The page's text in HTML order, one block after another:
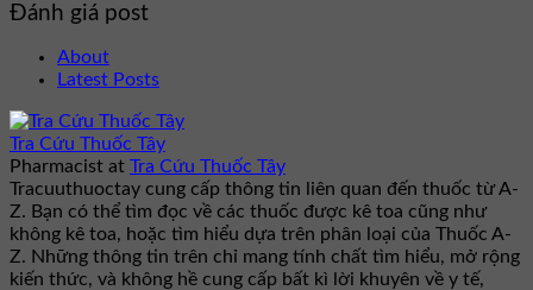
Đánh giá post
About
Latest Posts
Tra Cứu Thuốc Tây
Pharmacist at Tra Cứu Thuốc Tây
Tracuuthuoctay cung cấp thông tin liên quan đến thuốc từ A-
Z. Bạn có thể tìm đọc về các thuốc được kê toa cũng như
không kê toa, hoặc tìm hiểu dựa trên phân loại của Thuốc A-
Z. Những thông tin trên chỉ mang tính chất tìm hiểu, mở rộng
kiến thức, và không hề cung cấp bất kì lời khuyên về y tế,